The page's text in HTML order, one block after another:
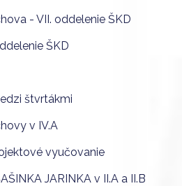
- VII. oddelenie ŠKD
ŠKD
štvrtákmi
v IV.A
vyučovanie
JARINKA v II.A a II.B